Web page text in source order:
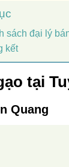
sách đại lý
kết
tại
Quang